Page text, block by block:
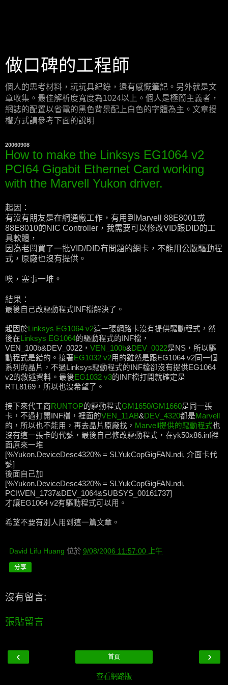
做口碑的工程師
個人的思考材料，玩玩具紀錄，還有感慨筆記。另外就是文
章收集。最佳解析度寬度為1024以上。個人是極簡主義者，
網誌的配置以省電的黑色背景配上白色的字體為主。文章授
權方式請參考下面的說明
20060908
How to make the Linksys EG1064 v2
PCI64 Gigabit Ethernet Card working
with the Marvell Yukon driver.
起因：
有沒有朋友是在網通廠工作，有用到Marvell 88E8001或
88E8010的NIC Controller，我需要可以修改VID跟DID的工
具軟體，
因為老闆買了一批VID/DID有問題的網卡，不能用公版驅動程
式，原廠也沒有提供。
唉，塞事一堆。
結果：
最後自己改驅動程式INF檔解決了。
起因於 Linksys EG1064 v2這一張網路卡沒有提供驅動程式，然
後在 Linksys EG1064的驅動程式的INF檔，
VEN_100b&DEV_0022， VEN_100b&DEV_0022是NS，所以驅
動程式是錯的。接著EG1032 v2用的雖然是跟EG1064 v2同一個
系列的晶片，不過Linksys驅動程式的INF檔卻沒有提供EG1064
v2的敘述資料。最後EG1032 v3的INF檔打開就確定是
RTL8169，所以也沒希望了。
接下來代工商RUNTOP的驅動程式GM1650/GM1660是同一張
卡，不過打開INF檔，裡面的VEN_11AB&DEV_4320都是Marvell
的，所以也不能用，再去晶片原廠找， Marvell提供的驅動程式也
沒有這一張卡的代號，最後自己修改驅動程式，在yk50x86.inf裡
面原來一堆
[%Yukon.DeviceDesc4320% = SLYukCopGigFAN.ndi, 介面卡代
號]
後面自己加
[%Yukon.DeviceDesc4320% = SLYukCopGigFAN.ndi,
PCI\VEN_1737&DEV_1064&SUBSYS_00161737]
才讓EG1064 v2有驅動程式可以用。
希望不要有別人用到這一篇文章。
David Lifu Huang 位於 9/08/2006 11:57:00 上午
分享
沒有留言:
張貼留言
‹ ›
首頁
查看網路版